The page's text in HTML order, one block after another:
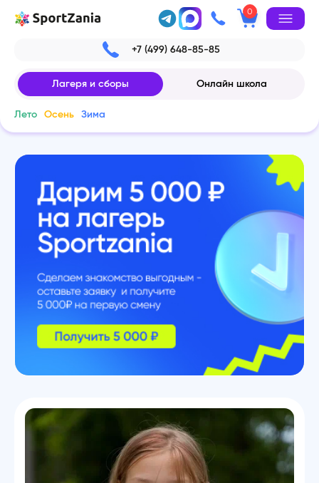
0
+7 (499) 648-85-85
Лагеря и сборы Онлайн школа
Лето Осень Зима